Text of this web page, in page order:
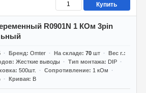
Купить
R0901N 1 КОм 3pin
Бренд Omter На складе 70шт
Вес г.
Жесткие выводы Тип монтажа
DIP
500шт. Сопротивление
1 кОм
Кривая B